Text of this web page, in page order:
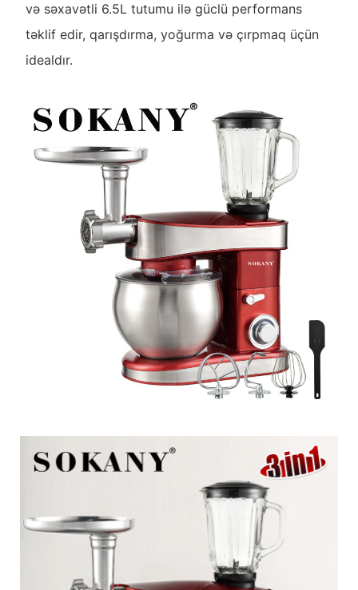
və səxavətli 6.5L tutumu ilə güclü performans
təklif edir, qarışdırma, yoğurma və çırpmaq üçün
idealdır.